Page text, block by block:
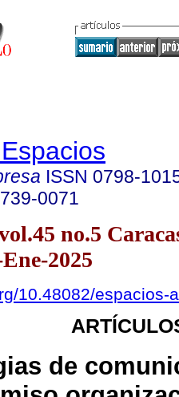
ISSN 0798-
0071
no.5
2025
10.48082/espacios-
de